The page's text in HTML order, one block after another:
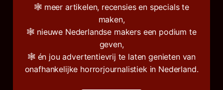
🕸️ meer artikelen, recensies en specials te
maken,
🕸️ nieuwe Nederlandse makers een podium te
geven,
🕸️ én jou advertentievrij te laten genieten van
onafhankelijke horrorjournalistiek in Nederland.